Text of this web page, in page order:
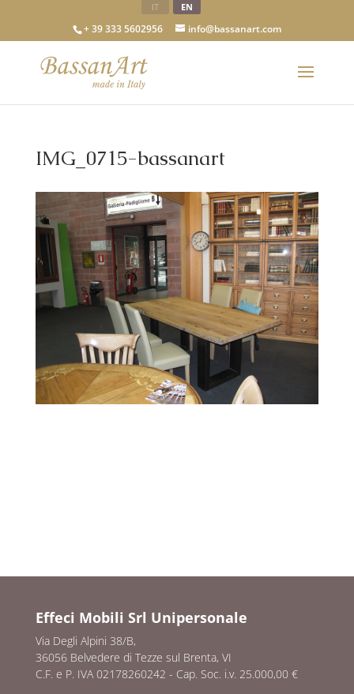
+ 39 333 5602956 info@bassanart.com
IMG_0715-bassanart
Effeci Mobili Srl Unipersonale
Via Degli Alpini 38/B,
36056 Belvedere di Tezze sul Brenta, VI
C.F. e P. IVA 02178260242 - Cap. Soc. i.v. 25.000,00 €
IT EN